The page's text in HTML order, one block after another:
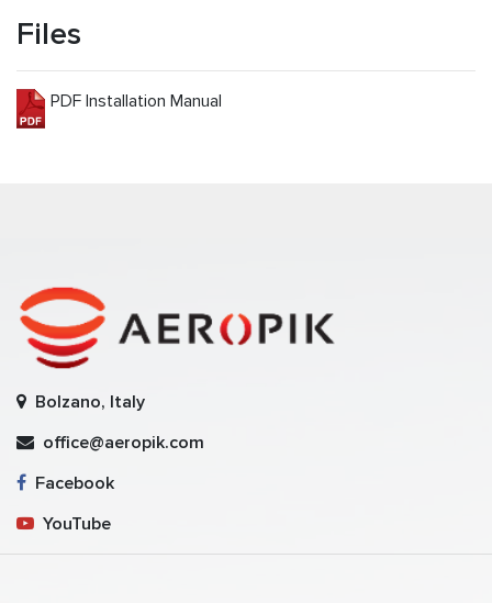
Files
PDF Installation Manual
Bolzano, Italy
office@aeropik.com
Facebook
YouTube